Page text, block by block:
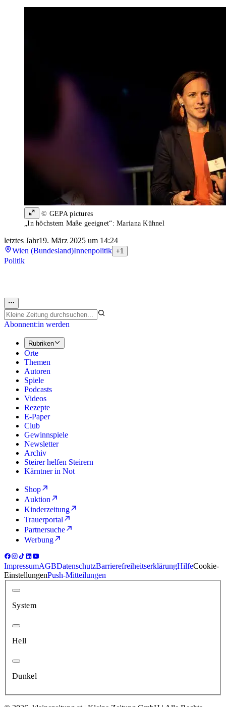
© GEPA pictures
„In höchstem Maße geeignet“: Mariana Kühnel
letztes Jahr19. März 2025 um 14:24
Wien (Bundesland)Innenpolitik +1
Politik
Abonnent:in werden
Rubriken
Orte
Themen
Autoren
Spiele
Podcasts
Videos
Rezepte
E-Paper
Club
Gewinnspiele
Newsletter
Archiv
Steirer helfen Steirern
Kärntner in Not
Shop
Auktion
Kinderzeitung
Trauerportal
Partnersuche
Werbung
ImpressumAGBDatenschutzBarrierefreiheitserklärungHilfeCookie-
EinstellungenPush-Mitteilungen
System
Hell
Dunkel